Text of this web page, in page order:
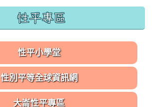
性平專區
性平小學堂
性別平等全球資訊網
大崙性平專區